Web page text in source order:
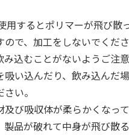
レ 飛び散
臭・抗菌サ
無添加良品 カムカ
ムデンタルコーン
ぐるぐるボーン型 S
用するとポリマーが飛び散
で、加工をしないでくださ
込むことがないようご注
い込んだり、飲み込んだ
い。
び吸収体が柔らかくなっ
品が破れて中身が飛び散